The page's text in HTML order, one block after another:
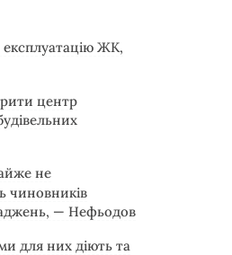
експлуатацію ЖК,
центр
не
чиновників
— Нефьодов
для них діють та